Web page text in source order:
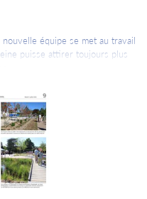
équipe se met au travail
puisse attirer toujours plus